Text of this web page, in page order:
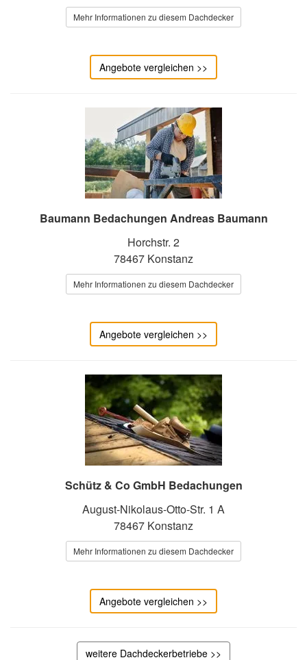
Mehr Informationen zu diesem Dachdecker
Angebote vergleichen >>
Baumann Bedachungen Andreas Baumann
Horchstr. 2
78467 Konstanz
Mehr Informationen zu diesem Dachdecker
Angebote vergleichen >>
Schütz & Co GmbH Bedachungen
August-Nikolaus-Otto-Str. 1 A
78467 Konstanz
Mehr Informationen zu diesem Dachdecker
Angebote vergleichen >>
weitere Dachdeckerbetriebe >>